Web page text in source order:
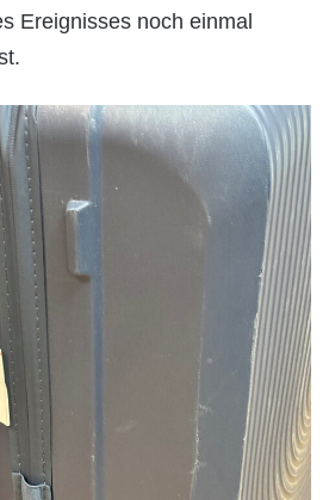
Ereignisses noch einmal